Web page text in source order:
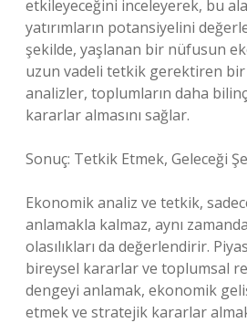
etkileyeceğini inceleyerek, bu
yatırımların potansiyelini
şekilde, yaşlanan bir nüfusun
uzun vadeli tetkik gerektiren
analizler, toplumların daha
kararlar almasını sağlar.
Sonuç: Tetkik Etmek, Geleceği
Ekonomik analiz ve tetkik,
anlamakla kalmaz, aynı
olasılıkları da değerlendirir.
bireysel kararlar ve toplumsal
dengeyi anlamak, ekonomik
etmek ve stratejik kararlar